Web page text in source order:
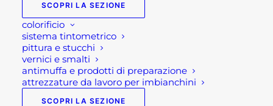
SCOPRI LA SEZIONE
colorificio
sistema tintometrico
pittura e stucchi
vernici e smalti
antimuffa e prodotti di preparazione
attrezzature da lavoro per imbianchini
SCOPRI LA SEZIONE
VALIGETTA UTENSILI 22
PZ.